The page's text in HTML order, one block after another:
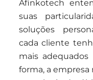
Afinkotech
suas
soluções
cada cliente
mais adequados
forma, a empresa